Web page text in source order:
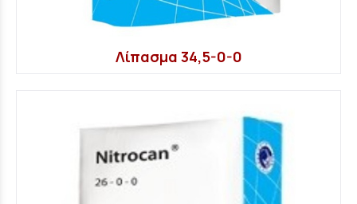
Λίπασμα 34,5-0-0